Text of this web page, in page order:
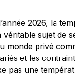
2026, la
véritable sujet de
monde privé
et les
pas une